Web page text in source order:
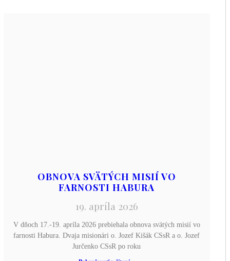
OBNOVA SVÄTÝCH MISIÍ VO
FARNOSTI HABURA
19. apríla 2026
V dňoch 17.-19. apríla 2026 prebiehala obnova svätých misií vo
farnosti Habura. Dvaja misionári o. Jozef Kišák CSsR a o. Jozef
Jurčenko CSsR po roku